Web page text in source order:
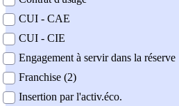
CUI - CAE
CUI - CIE
Engagement à servir dans la réserve
Franchise (2)
Insertion par l'activ.éco.